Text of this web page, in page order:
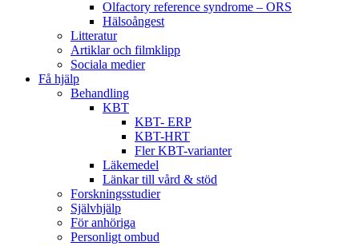
Olfactory reference syndrome – ORS
Hälsoångest
Litteratur
Artiklar och filmklipp
Sociala medier
Få hjälp
Behandling
KBT
KBT- ERP
KBT-HRT
Fler KBT-varianter
Läkemedel
Länkar till vård & stöd
Forskningsstudier
Självhjälp
För anhöriga
Personligt ombud